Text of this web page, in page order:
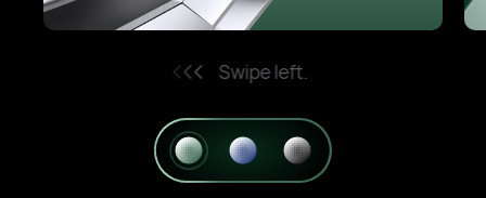
Swipe left.